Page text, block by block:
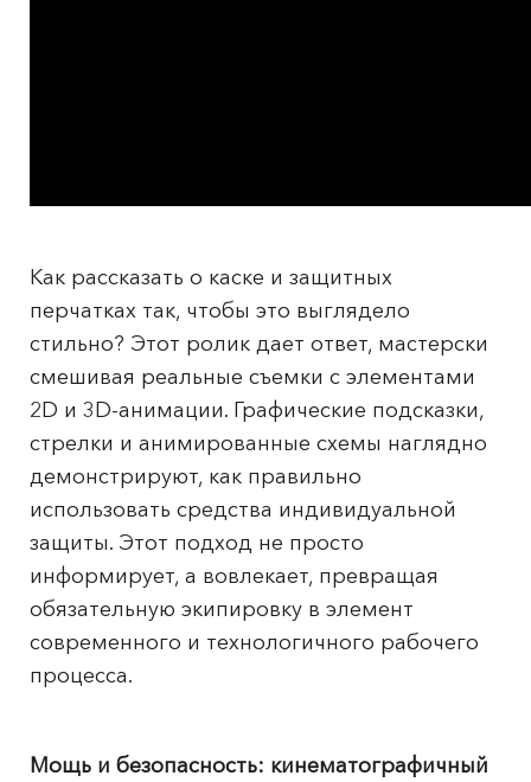
Как рассказать о каске и защитных
перчатках так, чтобы это выглядело
стильно? Этот ролик дает ответ, мастерски
смешивая реальные съемки с элементами
2D и 3D-анимации. Графические подсказки,
стрелки и анимированные схемы наглядно
демонстрируют, как правильно
использовать средства индивидуальной
защиты. Этот подход не просто
информирует, а вовлекает, превращая
обязательную экипировку в элемент
современного и технологичного рабочего
процесса.
Мощь и безопасность: кинематографичный